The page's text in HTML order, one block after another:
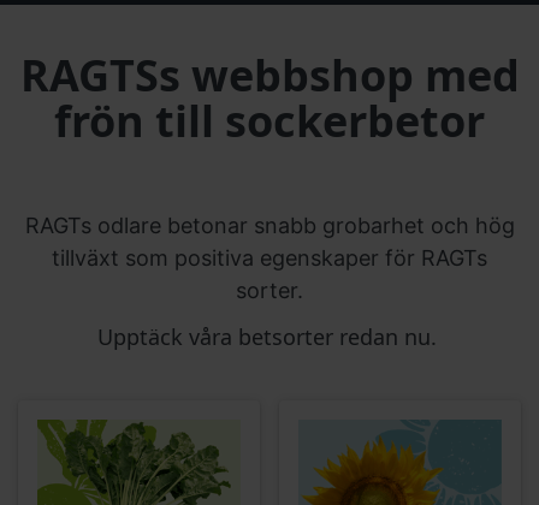
RAGTSs webbshop med
frön till sockerbetor
RAGTs odlare betonar snabb grobarhet och hög
tillväxt som positiva egenskaper för RAGTs
sorter.
Upptäck våra betsorter redan nu.